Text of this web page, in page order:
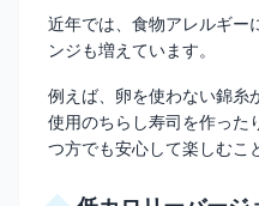
近年では、食物アレルギー
ンジも増えています。
例えば、卵を使わない錦糸
使用のちらし寿司を作った
つ方でも安心して楽しむこ